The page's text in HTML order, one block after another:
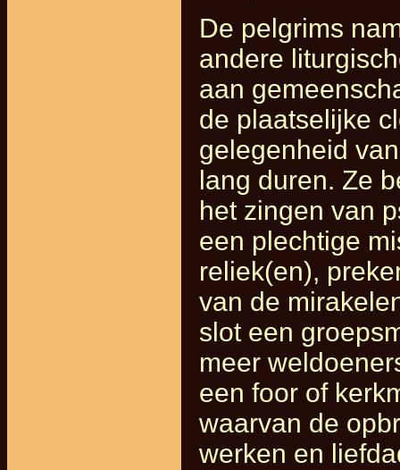
De pelgrims
andere
aan
de plaatselijke
gelegenheid
lang duren. Ze
het zingen van
een plechtige
reliek(en),
van de
slot een
meer
een foor of
waarvan de
werken en